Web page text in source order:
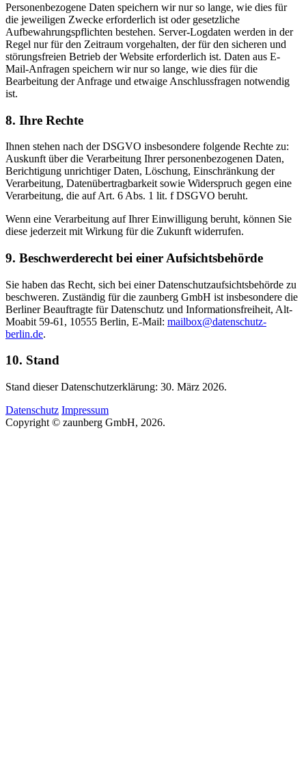
Personenbezogene Daten speichern wir nur so lange, wie dies für
die jeweiligen Zwecke erforderlich ist oder gesetzliche
Aufbewahrungspflichten bestehen. Server-Logdaten werden in der
Regel nur für den Zeitraum vorgehalten, der für den sicheren und
störungsfreien Betrieb der Website erforderlich ist. Daten aus E-
Mail-Anfragen speichern wir nur so lange, wie dies für die
Bearbeitung der Anfrage und etwaige Anschlussfragen notwendig
ist.
8. Ihre Rechte
Ihnen stehen nach der DSGVO insbesondere folgende Rechte zu:
Auskunft über die Verarbeitung Ihrer personenbezogenen Daten,
Berichtigung unrichtiger Daten, Löschung, Einschränkung der
Verarbeitung, Datenübertragbarkeit sowie Widerspruch gegen eine
Verarbeitung, die auf Art. 6 Abs. 1 lit. f DSGVO beruht.
Wenn eine Verarbeitung auf Ihrer Einwilligung beruht, können Sie
diese jederzeit mit Wirkung für die Zukunft widerrufen.
9. Beschwerderecht bei einer Aufsichtsbehörde
Sie haben das Recht, sich bei einer Datenschutzaufsichtsbehörde zu
beschweren. Zuständig für die zaunberg GmbH ist insbesondere die
Berliner Beauftragte für Datenschutz und Informationsfreiheit, Alt-
Moabit 59-61, 10555 Berlin, E-Mail: mailbox@datenschutz-
berlin.de.
10. Stand
Stand dieser Datenschutzerklärung: 30. März 2026.
Datenschutz Impressum
Copyright © zaunberg GmbH, 2026.